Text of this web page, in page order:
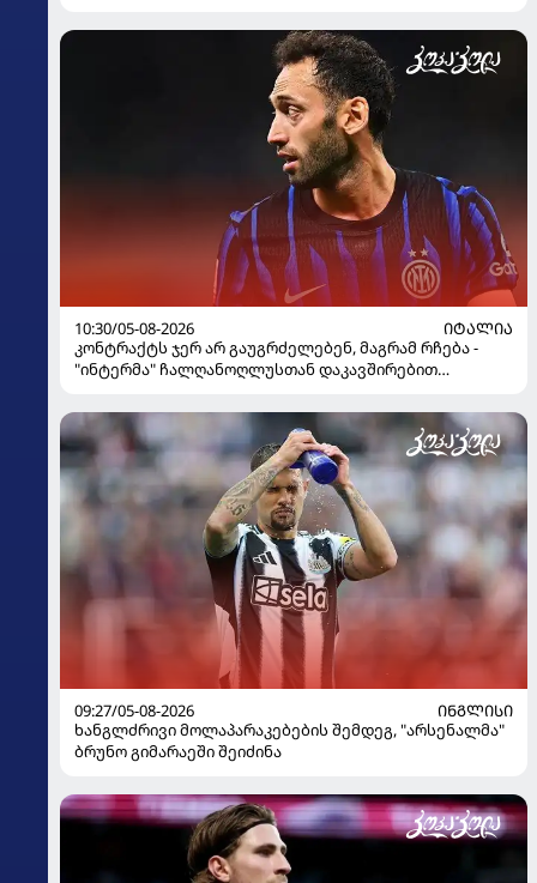
10:30/05-08-2026
ᲘᲢᲐᲚᲘᲐ
კონტრაქტს ჯერ არ გაუგრძელებენ, მაგრამ რჩება -
"ინტერმა" ჩალღანოღლუსთან დაკავშირებით
09:27/05-08-2026
ᲘᲜᲒᲚᲘᲡᲘ
ხანგლძრივი მოლაპარაკებების შემდეგ, "არსენალმა"
ბრუნო გიმარაეში შეიძინა